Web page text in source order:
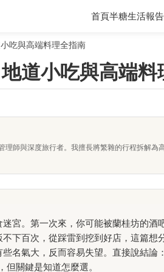
首頁半糖生活報告
吃與高端料理全指南
道小吃與高端料
理師與深度旅行者。我擅長將繁雜的行程拆解
宮。第一次來，你可能被蘭桂坊的
下百次，從踩雷到挖到好店，這篇
名氣大，反而容易失望。直接說結
關鍵是知道怎麼選。